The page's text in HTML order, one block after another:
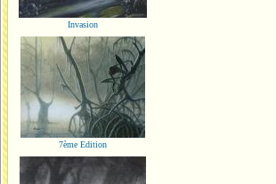
Invasion
7ème Edition